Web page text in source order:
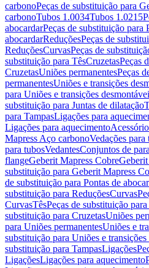
carbonoPeças de substituição para
carbonoTubos 1.0034Tubos 1.0215
abocardarPeças de substituição para
abocardarReduçõesPeças de
ReduçõesCurvasPeças de
substituição para TêsCruzetasPeças
CruzetasUniões permanentesPeças
permanentesUniões e transições
para Uniões e transições
substituição para Juntas de dilatação
para TampasLigações para
Ligações para aquecimento
Mapress Aço carbonoVedações para
para tubosVedantesConjuntos de
flangeGeberit Mapress Cobre
substituição para Geberit Mapress
de substituição para Pontas de
substituição para ReduçõesCurvas
CurvasTêsPeças de substituição
substituição para CruzetasUniões
para Uniões permanentesUniões e
substituição para Uniões e
substituição para TampasLigações
LigaçõesLigações para aquecimento